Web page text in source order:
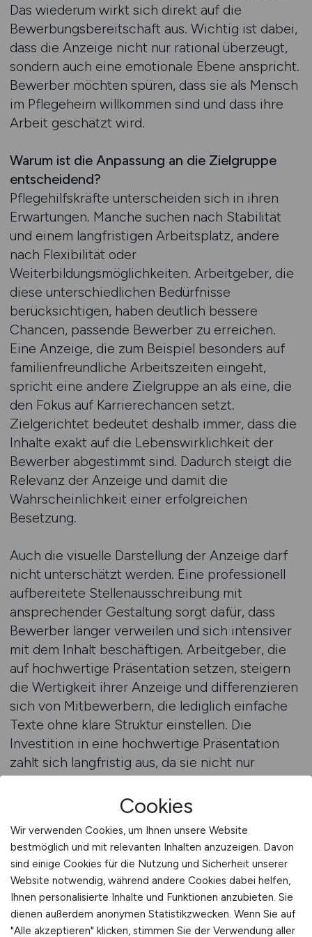
Das wiederum wirkt sich direkt auf die
Bewerbungsbereitschaft aus. Wichtig ist dabei,
dass die Anzeige nicht nur rational überzeugt,
sondern auch eine emotionale Ebene anspricht.
Bewerber möchten spüren, dass sie als Mensch
im Pflegeheim willkommen sind und dass ihre
Arbeit geschätzt wird.
Warum ist die Anpassung an die Zielgruppe
entscheidend?
Pflegehilfskräfte unterscheiden sich in ihren
Erwartungen. Manche suchen nach Stabilität
und einem langfristigen Arbeitsplatz, andere
nach Flexibilität oder
Weiterbildungsmöglichkeiten. Arbeitgeber, die
diese unterschiedlichen Bedürfnisse
berücksichtigen, haben deutlich bessere
Chancen, passende Bewerber zu erreichen.
Eine Anzeige, die zum Beispiel besonders auf
familienfreundliche Arbeitszeiten eingeht,
spricht eine andere Zielgruppe an als eine, die
den Fokus auf Karrierechancen setzt.
Zielgerichtet bedeutet deshalb immer, dass die
Inhalte exakt auf die Lebenswirklichkeit der
Bewerber abgestimmt sind. Dadurch steigt die
Relevanz der Anzeige und damit die
Wahrscheinlichkeit einer erfolgreichen
Besetzung.
Auch die visuelle Darstellung der Anzeige darf
nicht unterschätzt werden. Eine professionell
aufbereitete Stellenausschreibung mit
ansprechender Gestaltung sorgt dafür, dass
Bewerber länger verweilen und sich intensiver
mit dem Inhalt beschäftigen. Arbeitgeber, die
auf hochwertige Präsentation setzen, steigern
die Wertigkeit ihrer Anzeige und differenzieren
sich von Mitbewerbern, die lediglich einfache
Texte ohne klare Struktur einstellen. Die
Investition in eine hochwertige Präsentation
zahlt sich langfristig aus, da sie nicht nur
kurzfristige Bewerbungen fördert, sondern auch
das Arbeitgeberimage stärkt.
Ein weiterer Erfolgsfaktor liegt in der
Wiederholung und Reichweite. Selbst die
bestgeschriebene Stellenanzeige erzielt keine
Wirkung, wenn sie nicht ausreichend sichtbar
ist. Arbeitgeber sollten ihre Anzeigen daher
nicht einmalig, sondern kontinuierlich und auf
Cookies
Wir verwenden Cookies, um Ihnen unsere Website
bestmöglich und mit relevanten Inhalten anzuzeigen. Davon
sind einige Cookies für die Nutzung und Sicherheit unserer
Website notwendig, während andere Cookies dabei helfen,
Ihnen personalisierte Inhalte und Funktionen anzubieten. Sie
dienen außerdem anonymen Statistikzwecken. Wenn Sie auf
"Alle akzeptieren" klicken, stimmen Sie der Verwendung aller